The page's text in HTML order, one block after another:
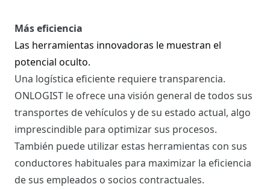
Más eficiencia
Las herramientas innovadoras le muestran el
potencial oculto.
Una logística eficiente requiere transparencia.
ONLOGIST le ofrece una visión general de todos sus
transportes de vehículos y de su estado actual, algo
imprescindible para optimizar sus procesos.
También puede utilizar estas herramientas con sus
conductores habituales para maximizar la eficiencia
de sus empleados o socios contractuales.